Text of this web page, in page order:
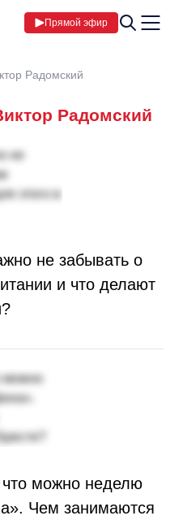
Прямой эфир
Радомский
Радомский
не забывать о
и что делают
можно неделю
Чем занимаются